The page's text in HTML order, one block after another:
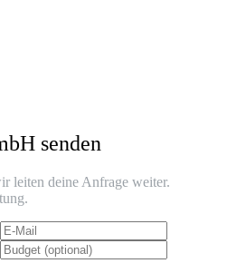
senden
leiten deine Anfrage weiter.